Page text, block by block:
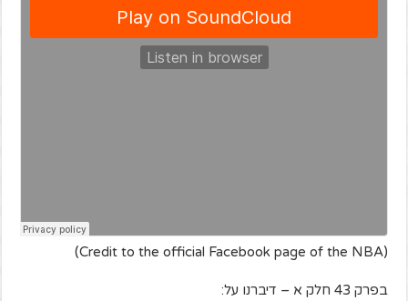
(Credit to the official Facebook page of the NBA)
בפרק 43 חלק א – דיברנו על: